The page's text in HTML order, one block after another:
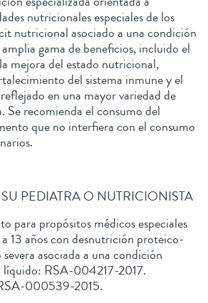
nutricionales especiales de los
nutricional asociado a una condición
gama de beneficios, incluido el
mejora del estado nutricional,
del sistema inmune y el
en una mayor variedad de
Se recomienda el consumo del
que no interfiera con el consumo
PEDIATRA O NUTRICIONISTA
para propósitos médicos especiales
13 años con desnutrición proteico-
asociada a una condición
líquido: RSA-004217-2017.
000539-2015.